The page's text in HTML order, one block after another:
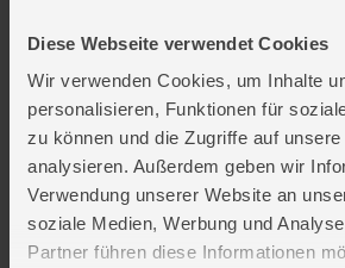
Diese Webseite verwendet Cookies
Wir verwenden Cookies, um Inhalte
personalisieren, Funktionen für
zu können und die Zugriffe auf
analysieren. Außerdem geben wir
Verwendung unserer Website an
soziale Medien, Werbung und
Partner führen diese Informationen
Später verschwinden die Bilder, um sie wieder
Altersempfehlung: ab 3 Jahren
Hersteller: Jumbo
Hersteller-Artikelnr.: 1004399
Artikelmerkmale